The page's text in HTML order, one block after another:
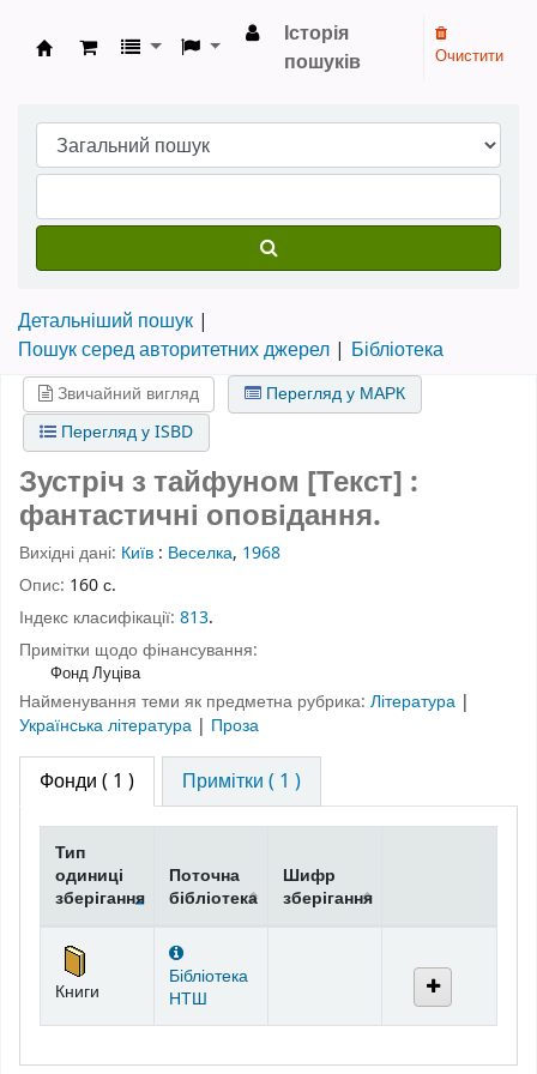
Бібліотека НТШ › Електронний каталог
Історія
пошуків
Очистити
Детальніший пошук
Пошук серед авторитетних джерел
Бібліотека
Звичайний вигляд
Перегляд у МАРК
Перегляд у ISBD
Зустріч з тайфуном [Текст] :
фантастичні оповідання.
Вихідні дані: Київ : Веселка, 1968
Опис: 160 с.
Індекс класифікації: 813.
Примітки щодо фінансування:
Фонд Луціва
Найменування теми як предметна рубрика: Література |
Українська література | Проза
Фонди ( 1 ) Примітки ( 1 )
Фонди
Тип
одиниці
зберігання
Поточна
бібліотека
Шифр
зберігання
Книги
Бібліотека
НТШ